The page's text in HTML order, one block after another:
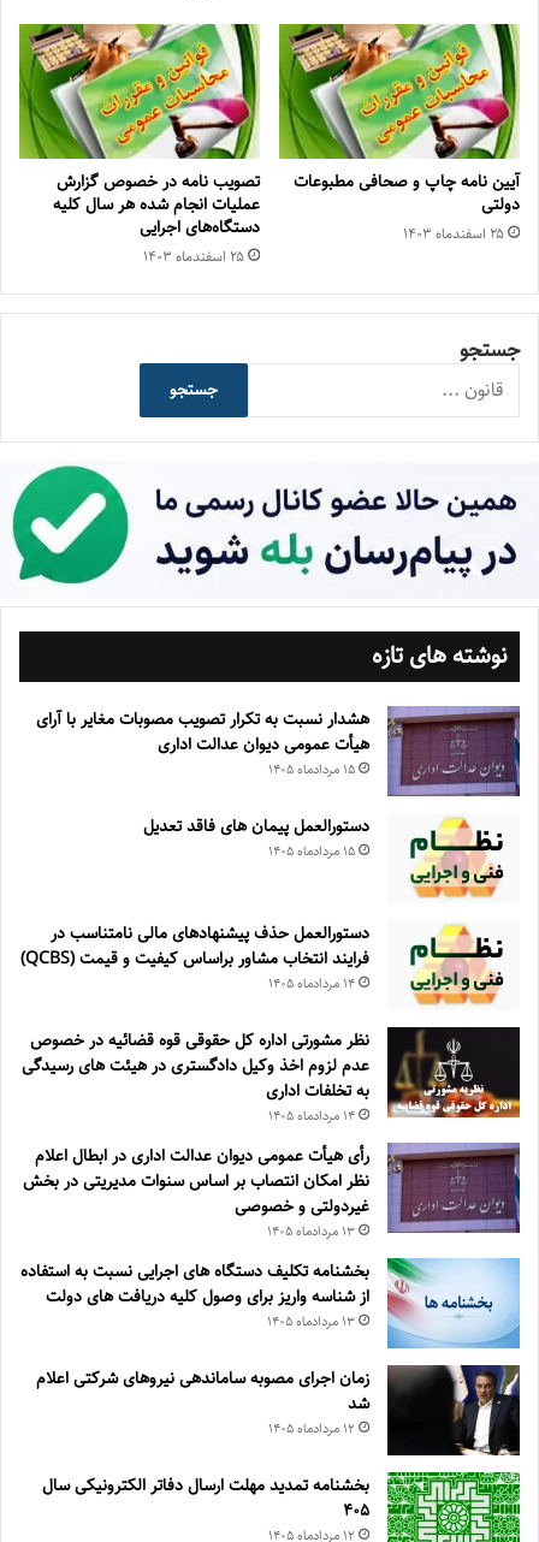
آیین نامه چاپ و صحافی مطبوعات
دولتی
۲۵ اسفند‌ماه ۱۴۰۳
تصویب نامه در خصوص گزارش
عملیات انجام شده هر سال کلیه
دستگاه‌های اجرایی
۲۵ اسفند‌ماه ۱۴۰۳
جستجو
جستجو
نوشته های تازه
هشدار نسبت به تکرار تصویب مصوبات مغایر با آرای
هیأت عمومی دیوان عدالت اداری
۱۵ مرداد‌ماه ۱۴۰۵
دستورالعمل پیمان های فاقد تعدیل
۱۵ مرداد‌ماه ۱۴۰۵
دستورالعمل حذف پيشنهادهای مالی نامتناسب در
فرايند انتخاب مشاور براساس كيفيت و قيمت (QCBS)
۱۴ مرداد‌ماه ۱۴۰۵
نظر مشورتی اداره کل حقوقی قوه قضائیه در خصوص
عدم لزوم اخذ وکیل دادگستری در هیئت های رسیدگی
به تخلفات اداری
۱۴ مرداد‌ماه ۱۴۰۵
رأی هیأت عمومی دیوان عدالت اداری در ابطال اعلام
نظر امکان انتصاب بر اساس سنوات مدیریتی در بخش
غیردولتی و خصوصی
۱۳ مرداد‌ماه ۱۴۰۵
بخشنامه تکلیف دستگاه های اجرایی نسبت به استفاده
از شناسه واریز برای وصول کلیه دریافت های دولت
۱۳ مرداد‌ماه ۱۴۰۵
زمان اجرای مصوبه ساماندهی نیروهای شرکتی اعلام
شد
۱۲ مرداد‌ماه ۱۴۰۵
بخشنامه تمدید مهلت ارسال دفاتر الکترونیکی سال
۴۰۵
۱۲ مرداد‌ماه ۱۴۰۵